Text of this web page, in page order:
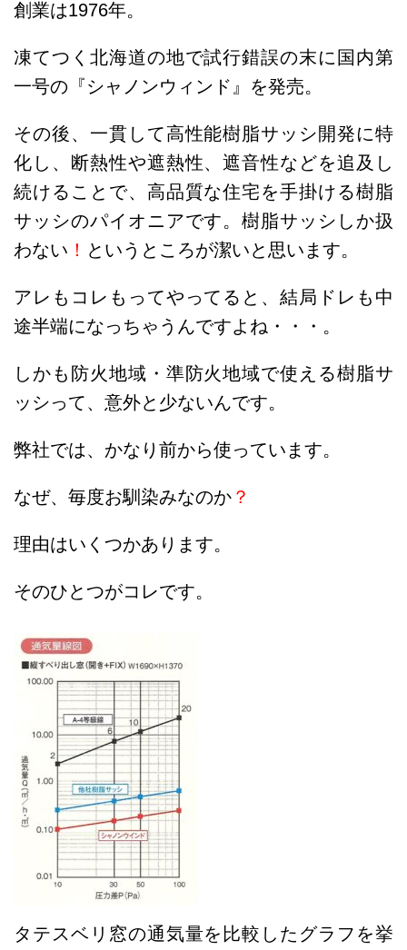
創業は1976年。
凍てつく北海道の地で試行錯誤の末に国内第
一号の『シャノンウィンド』を発売。
その後、一貫して高性能樹脂サッシ開発に特
化し、断熱性や遮熱性、遮音性などを追及し
続けることで、高品質な住宅を手掛ける樹脂
サッシのパイオニアです。樹脂サッシしか扱
わない ！ というところが潔いと思います。
アレもコレもってやってると、結局ドレも中
途半端になっちゃうんですよね・・・。
しかも防火地域・準防火地域で使える樹脂サ
ッシって、意外と少ないんです。
弊社では、かなり前から使っています。
なぜ、毎度お馴染みなのか ？
理由はいくつかあります。
そのひとつがコレです。
タテスベリ窓の通気量を比較したグラフを挙